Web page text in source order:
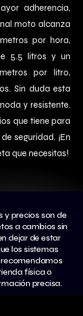
adherencia,
moto alcanza
por hora,
5.5 litros y un
por litro,
Sin duda esta
y resistente.
que tiene para
seguridad. ¡En
que necesitas!
y precios son de
a cambios sin
dejar de estar
los sistemas
física o
precisa.